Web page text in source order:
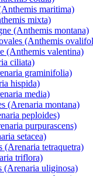
maritima)
mixta)
(Anthemis montana)
(Anthemis
(Anthemis valentina)
ciliata)
graminifolia)
hispida)
media)
(Arenaria montana)
peploides)
purpurascens)
setacea)
(Arenaria tetraquetra)
triflora)
(Arenaria uliginosa)